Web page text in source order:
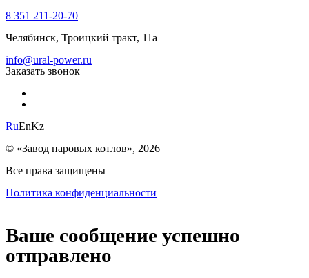
8 351 211-20-70
Челябинск, Троицкий тракт, 11а
info@ural-power.ru
Заказать звонок
RuEnKz
© «Завод паровых котлов», 2026
Все права защищены
Политика конфиденциальности
Ваше сообщение успешно
отправлено